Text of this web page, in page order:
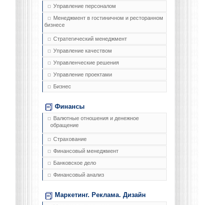
Управление персоналом
Менеджмент в гостиничном и ресторанном
бизнесе
Стратегический менеджмент
Управление качеством
Управленческие решения
Управление проектами
Бизнес
Финансы
Валютные отношения и денежное
обращение
Страхование
Финансовый менеджмент
Банковское дело
Финансовый анализ
Маркетинг. Реклама. Дизайн